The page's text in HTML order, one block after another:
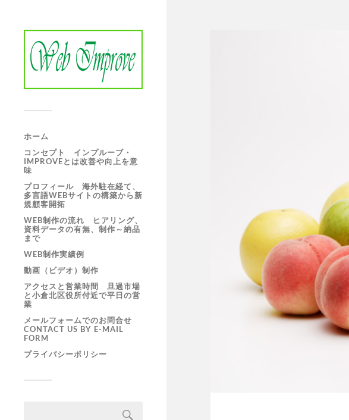
ホーム
コンセプト インプルーブ・
IMPROVEとは改善や向上を意
味
プロフィール 海外駐在経て、
多言語WEBサイトの構築から新
規顧客開拓
WEB制作の流れ ヒアリング、
資料データの有無、制作～納品
まで
WEB制作実績例
動画（ビデオ）制作
アクセスと営業時間 旦過市場
と小倉北区役所付近で平日の営
業
メールフォームでのお問合せ
CONTACT US BY E-MAIL
FORM
プライバシーポリシー